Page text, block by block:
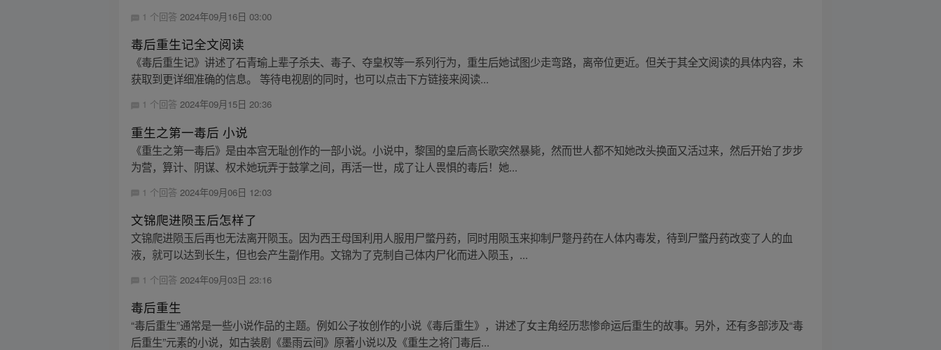
1 个回答2024年09月16日 03:00
毒后重生记全文阅读
《毒后重生记》讲述了石青瑜上辈子杀夫、毒子、夺皇权等一系列行为，重生后她试图少走弯路，离帝位更近。但关于其全文阅读的具体内容，未
获取到更详细准确的信息。 等待电视剧的同时，也可以点击下方链接来阅读...
1 个回答2024年09月15日 20:36
重生之第一毒后 小说
《重生之第一毒后》是由本宫无耻创作的一部小说。小说中，黎国的皇后高长歌突然暴毙，然而世人都不知她改头换面又活过来，然后开始了步步
为营，算计、阴谋、权术她玩弄于鼓掌之间，再活一世，成了让人畏惧的毒后！她...
1 个回答 2024年09月06日 12:03
文锦爬进陨玉后怎样了
文锦爬进陨玉后再也无法离开陨玉。因为西王母国利用人服用尸蟞丹药，同时用陨玉来抑制尸蹩丹药在人体内毒发，待到尸蟞丹药改变了人的血
液，就可以达到长生，但也会产生副作用。文锦为了克制自己体内尸化而进入陨玉，...
1 个回答 2024年09月03日 23:16
毒后重生
“毒后重生”通常是一些小说作品的主题。例如公子妆创作的小说《毒后重生》，讲述了女主角经历悲惨命运后重生的故事。另外，还有多部涉及“毒
后重生”元素的小说，如古装剧《墨雨云间》原著小说以及《重生之将门毒后...